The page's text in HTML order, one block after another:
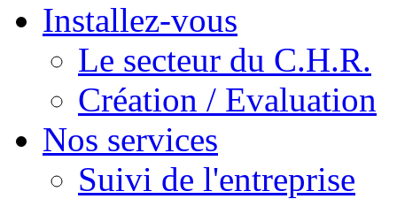
Installez-vous
Le secteur du C.H.R.
Création / Evaluation
Nos services
Suivi de l'entreprise